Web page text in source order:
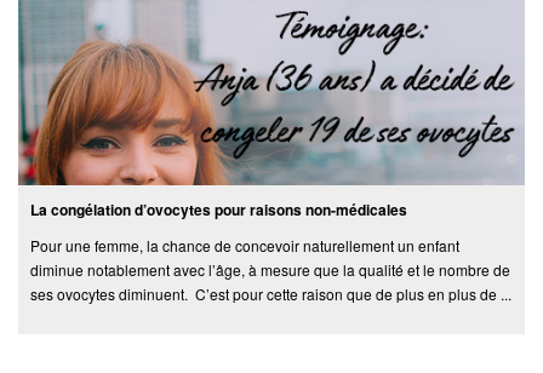
La congélation d’ovocytes pour raisons non-médicales
Pour une femme, la chance de concevoir naturellement un enfant
diminue notablement avec l’âge, à mesure que la qualité et le nombre de
ses ovocytes diminuent. C’est pour cette raison que de plus en plus de ...